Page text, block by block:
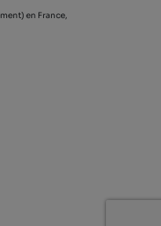
en France,